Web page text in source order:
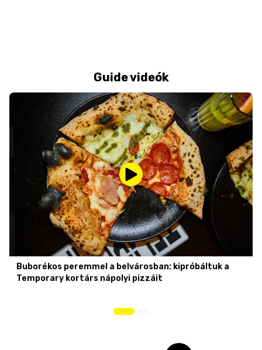
Guide videók
Buborékos peremmel a belvárosban: kipróbáltuk a
Temporary kortárs nápolyi pizzáit